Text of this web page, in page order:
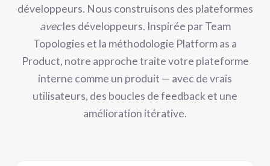
développeurs. Nous construisons des plateformes
avecles développeurs. Inspirée par Team
Topologies et la méthodologie Platform as a
Product, notre approche traite votre plateforme
interne comme un produit — avec de vrais
utilisateurs, des boucles de feedback et une
amélioration itérative.